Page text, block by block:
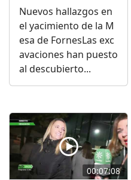
Nuevos hallazgos en
el yacimiento de la M
esa de FornesLas exc
avaciones han puesto
al descubierto...
00:07:08